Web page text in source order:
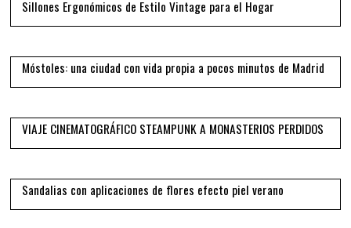
Sillones Ergonómicos de Estilo Vintage para el Hogar
09
Móstoles: una ciudad con vida propia a pocos minutos de Madrid
10
VIAJE CINEMATOGRÁFICO STEAMPUNK A MONASTERIOS PERDIDOS
11
Sandalias con aplicaciones de flores efecto piel verano
12